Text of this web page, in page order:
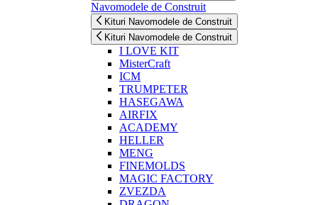
Navomodele de Construit
Kituri Navomodele de Construit
Kituri Navomodele de Construit
I LOVE KIT
MisterCraft
ICM
TRUMPETER
HASEGAWA
AIRFIX
ACADEMY
HELLER
MENG
FINEMOLDS
MAGIC FACTORY
ZVEZDA